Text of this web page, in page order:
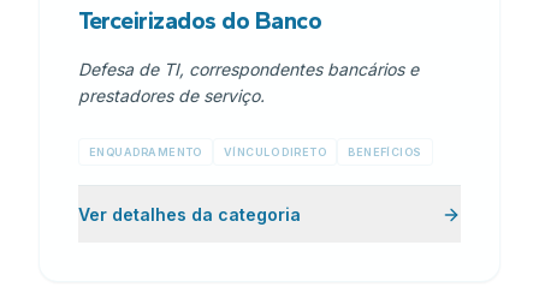
Terceirizados do Banco
Defesa de TI, correspondentes bancários e
prestadores de serviço.
ENQUADRAMENTO VÍNCULO DIRETO BENEFÍCIOS
Ver detalhes da categoria